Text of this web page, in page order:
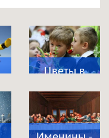
Цветы в
школу